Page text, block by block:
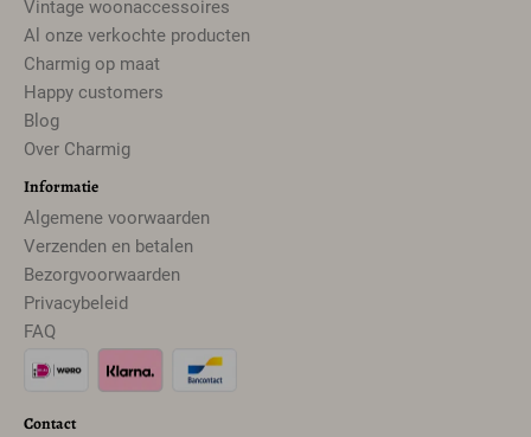
Vintage woonaccessoires
Al onze verkochte producten
Charmig op maat
Happy customers
Blog
Over Charmig
Informatie
Algemene voorwaarden
Verzenden en betalen
Bezorgvoorwaarden
Privacybeleid
FAQ
Contact